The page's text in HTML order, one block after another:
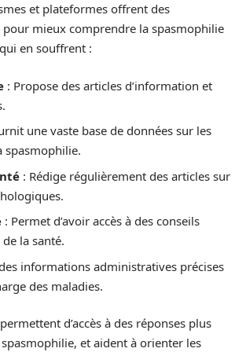
et plateformes offrent des
pour mieux comprendre la spasmophilie
en souffrent :
: Propose des articles d’information et
une vaste base de données sur les
spasmophilie.
: Rédige régulièrement des articles sur
: Permet d’avoir accès à des conseils
la santé.
informations administratives précises
des maladies.
d’accès à des réponses plus
et aident à orienter les